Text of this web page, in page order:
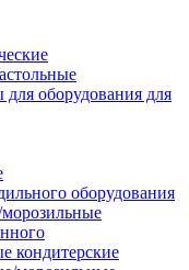
оборудования для
оборудования
кондитерские